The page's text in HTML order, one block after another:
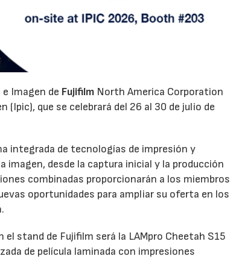
Imagen de Fujifilm North America Corporation
que se celebrará del 26 al 30 de julio de
integrada de tecnologías de impresión y
imagen, desde la captura inicial y la producción
combinadas proporcionarán a los miembros
oportunidades para ampliar su oferta en los
stand de Fujifilm será la LAMpro Cheetah S15
de película laminada con impresiones